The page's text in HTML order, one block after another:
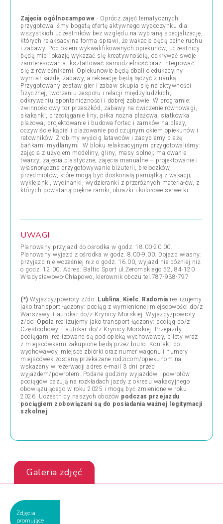
Zajęcia ogólnocampowe - Oprócz zajęć tematycznych
przygotowaliśmy bogatą ofertę aktywnego wypoczynku dla
wszystkich uczestników bez względu na wybraną specjalizację,
których relaksacyjna forma sprawi, że wakacje będą pełne ruchu
i zabawy. Pod okiem wykwalifikowanych opiekunów, uczestnicy
będą mieli okazję wykazać się kreatywnością, odkrywać swoje
zainteresowania, kształtować samodzielność oraz integrować
się z rówieśnikami. Opiekunowie będą dbali o edukacyjny
wymiar każdej zabawy, a rekreację będą łączyć z nauką.
Przygotowany zestaw gier i zabaw skupia się na aktywności
fizycznej, tworzeniu zespołu i relacji międzyludzkich,
odkrywaniu spontaniczności i dobrej zabawie. W programie:
zwinnościowy tor przeszkód, zabawy na ćwiczenie równowagi,
skakanki, przeciąganie liny, piłka nożna plażowa, siatkówka
plażowa, projektowanie i budowa fortec i zamków na plaży,
oczywiście kąpiel i plażowanie pod czujnym okiem opiekunów i
ratowników. Zrobimy wyścig latawców i zasypiemy plażę
bańkami mydlanymi. W bloku relaksacyjnym przygotowaliśmy:
zajęcia z użyciem modeliny, gliny, masy solnej; malowanie
twarzy; zajęcia plastyczne; zajęcia manualne – projektowanie i
własnoręczne przygotowywanie biżuterii, breloczków,
przedmiotów, które mogą być doskonałą pamiątką z wakacji;
wyklejanki, wycinanki, wydzieranki z przeróżnych materiałów, z
których powstaną piękne ramki, obrazki i kolorowe serwetki.
UWAGI
Planowany przyjazd do ośrodka w godz. 18.00-20.00.
Planowany wyjazd z ośrodka w godz. 8.00-9.00. Dojazd własny:
przyjazd nie wcześniej niż o godz. 16.00, wyjazd nie później niż
o godz. 12.00. Adres: Baltic Sport ul.Żeromskiego 52, 84-120
Władysławowo-Chłapowo, kierownik obozu tel.787-938-797
(*) Wyjazdy/powroty z/do: Lublina, Kielc, Radomia realizujemy
jako transport łączony: pociąg z wymienionej miejscowości do/z
Warszawy + autokar do/z Krynicy Morskiej. Wyjazdy/powroty
z/do: Opola realizujemy jako transport łączony: pociąg do/z
Częstochowy + autokar do/z Krynicy Morskiej . Przejazdy
pociągami realizowane są pod opieką wychowawcy, bilety wraz
z miejscówkami zakupione będą przez biuro. Kontakt do
wychowawcy, miejsce zbiórki oraz numer wagonu i numery
miejscówek zostaną przekazane rodzicom/opiekunom na
wskazany w rezerwacji adres e-mail 3 dni przed
wyjazdem/powrotem. Podane godziny wyjazdów i powrotów
pociągów bazują na rozkładach jazdy z okresu wakacyjnego
obowiązującego w roku 2025 i mogą być zmienione w roku
2026. Uczestnicy naszych obozów podczas przejazdu
pociągiem zobowiązani są do posiadania ważnej legitymacji
szkolnej.
Galeria zdjęć
Zdjęcia
promujące